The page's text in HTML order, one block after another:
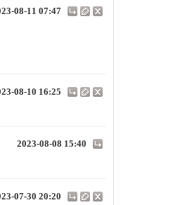
08-11 07:47
08-10 16:25
2023-08-08 15:40
07-30 20:20